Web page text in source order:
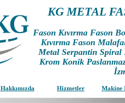
KG METAL
Fason Kıvırma Fason
Kıvırma Fason
Metal Serpantin
Krom Konik
Hakkımızda Hizmetler Makine